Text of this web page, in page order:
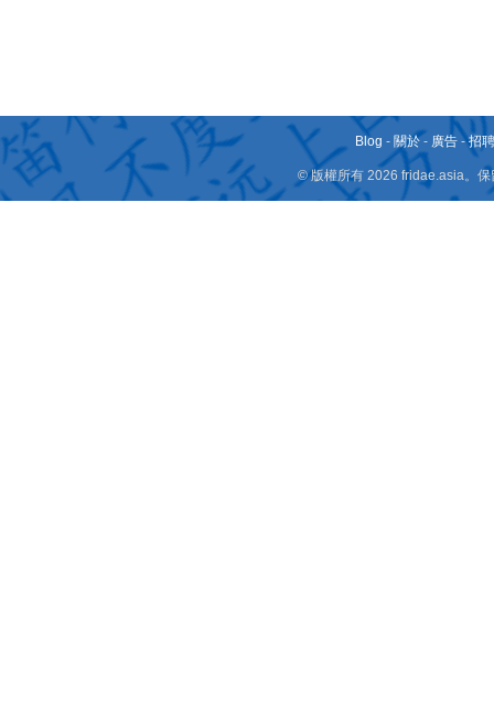
Blog - 關於 - 廣告 -招
© 版權所有 2026 fridae.asia。